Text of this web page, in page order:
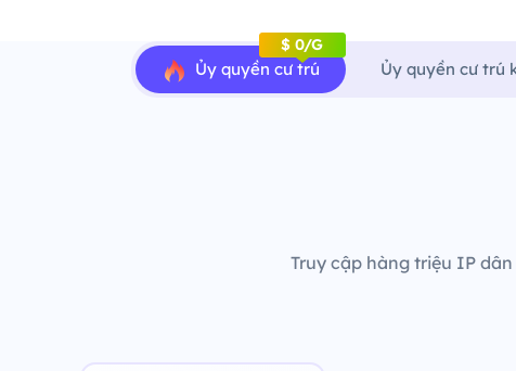
Ủy quyền cư trú
$ 0/G
Ủy quyền cư trú
Truy cập hàng triệu IP